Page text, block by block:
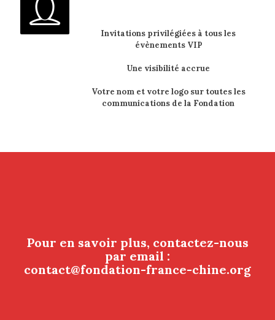
Invitations privilégiées à tous les
évènements VIP
Une visibilité accrue
Votre nom et votre logo sur toutes les
communications de la Fondation
Pour en savoir plus, contactez-nous
par email :
contact@fondation-france-chine.org